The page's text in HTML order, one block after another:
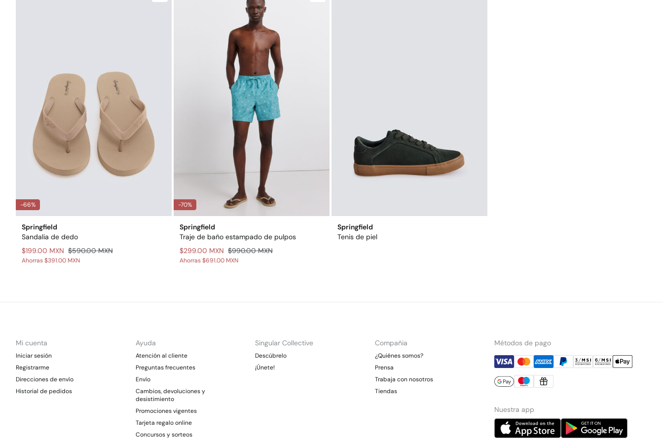
-66%
Springfield
Sandalia de dedo
$199.00 MXN $590.00 MXN
Ahorras$391.00 MXN
-70%
Springfield
Traje de baño estampado de pulpos
$299.00 MXN $990.00 MXN
Ahorras$691.00 MXN
Springfield
Tenis de piel
Mi cuenta
Iniciar sesión
Registrarme
Direcciones de envío
Historial de pedidos
Ayuda
Atención al cliente
Preguntas frecuentes
Envío
Cambios, devoluciones y
desistimiento
Promociones vigentes
Tarjeta regalo online
Concursos y sorteos
Singular Collective
Descúbrelo
¡Únete!
Compañia
¿Quiénes somos?
Prensa
Trabaja con nosotros
Tiendas
Métodos de pago
Nuestra app